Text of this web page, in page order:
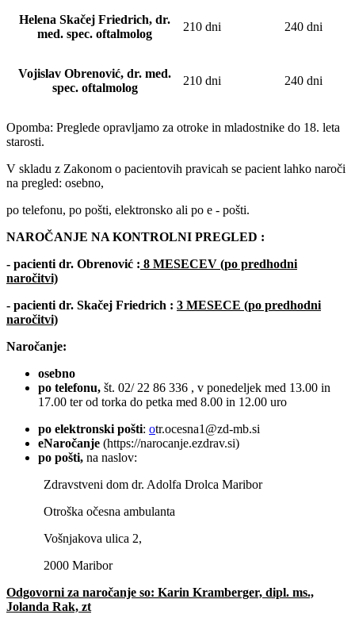
Helena Skačej Friedrich, dr.
med. spec. oftalmolog
210 dni 240 dni
Vojislav Obrenović, dr. med.
spec. oftalmolog
210 dni 240 dni
Opomba: Preglede opravljamo za otroke in mladostnike do 18. leta
starosti.
V skladu z Zakonom o pacientovih pravicah se pacient lahko naroči
na pregled: osebno,
po telefonu, po pošti, elektronsko ali po e - pošti.
NAROČANJE NA KONTROLNI PREGLED :
- pacienti dr. Obrenović : 8 MESECEV (po predhodni
naročitvi)
- pacienti dr. Skačej Friedrich : 3 MESECE (po predhodni
naročitvi)
Naročanje:
osebno
po telefonu, št. 02/ 22 86 336 , v ponedeljek med 13.00 in
17.00 ter od torka do petka med 8.00 in 12.00 uro
po elektronski pošti: otr.ocesna1@zd-mb.si
eNaročanje (https://narocanje.ezdrav.si)
po pošti, na naslov:
Zdravstveni dom dr. Adolfa Drolca Maribor
Otroška očesna ambulanta
Vošnjakova ulica 2,
2000 Maribor
Odgovorni za naročanje so: Karin Kramberger, dipl. ms.,
Jolanda Rak, zt